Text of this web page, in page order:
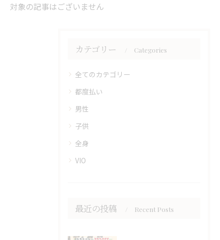
対象の記事はございません
カテゴリー Categories
全てのカテゴリー
都度払い
男性
子供
全身
VIO
最近の投稿 Recent Posts